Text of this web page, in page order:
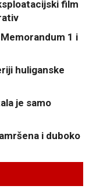
film
Memorandum 1 i
huliganske
je samo
i duboko